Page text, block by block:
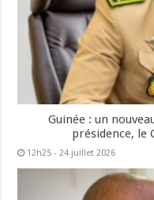
Guinée : un
présidence, le
12h25 - 24 juillet 2026